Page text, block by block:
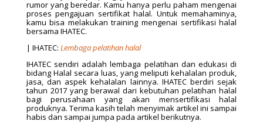
rumor yang beredar. Kamu hanya perlu paham mengenai
proses pengajuan sertifikat halal. Untuk memahaminya,
kamu bisa melakukan training mengenai sertifikasi halal
bersama IHATEC.
| IHATEC: Lembaga pelatihan halal
IHATEC sendiri adalah lembaga pelatihan dan edukasi di
bidang Halal secara luas, yang meliputi kehalalan produk,
jasa, dan aspek kehalalan lainnya. IHATEC berdiri sejak
tahun 2017 yang berawal dari kebutuhan pelatihan halal
bagi perusahaan yang akan mensertifikasi halal
produknya. Terima kasih telah menyimak artikel ini sampai
habis dan sampai jumpa pada artikel berikutnya.